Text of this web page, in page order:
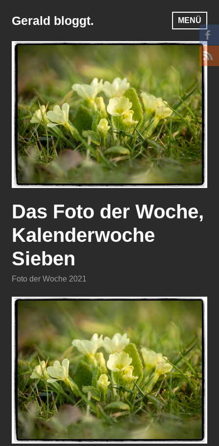
Inhalt
Gerald bloggt. MENÜ
Das Foto der Woche,
Kalenderwoche
Sieben
Foto der Woche 2021